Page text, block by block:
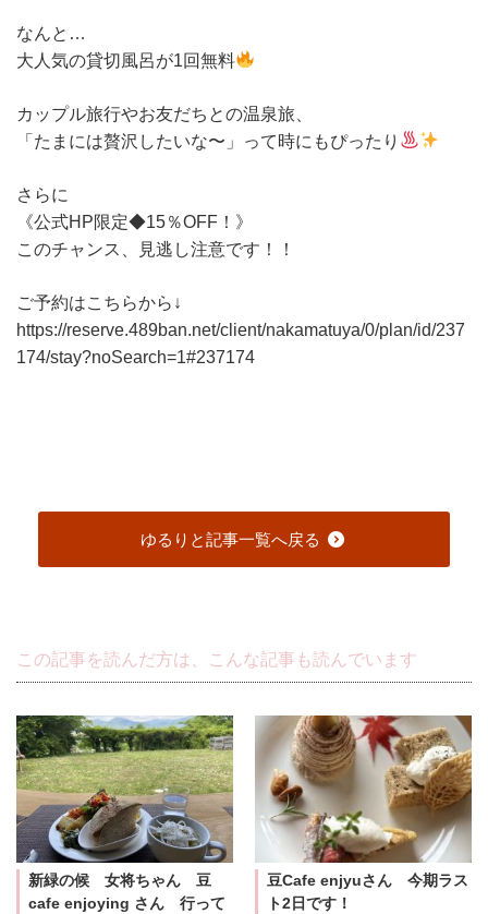
なんと…
大人気の貸切風呂が1回無料
カップル旅行やお友だちとの温泉旅、
「たまには贅沢したいな〜」って時にもぴったり
さらに
《公式HP限定◆15％OFF！》
このチャンス、見逃し注意です！！
ご予約はこちらから↓
https://reserve.489ban.net/client/nakamatuya/0/plan/id/237
174/stay?noSearch=1#237174
ゆるりと記事一覧へ戻る
この記事を読んだ方は、こんな記事も読んでいます
新緑の候 女将ちゃん 豆
cafe enjoying さん 行って
豆Cafe enjyuさん 今期ラス
ト2日です！